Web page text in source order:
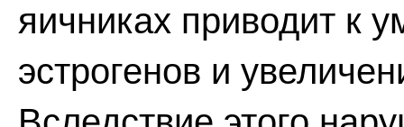
яичниках приводит к
эстрогенов и